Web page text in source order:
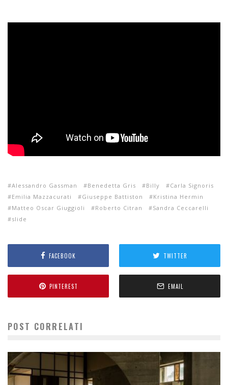
Alessandro Gassman Benedetta Gris Billy
Carla Signoris
Emilia Mazzacurati
Giuseppe Battiston
Kristina Hermin
Matteo Oscar Giuggioli
Roberto Citran
Sandra Ceccarelli
slide
FACEBOOK TWITTER
PINTEREST EMAIL
POST CORRELATI